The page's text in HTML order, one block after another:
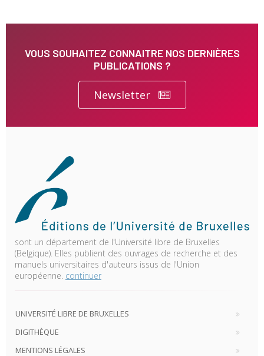
VOUS SOUHAITEZ CONNAITRE NOS DERNIÈRES
PUBLICATIONS ?
Newsletter
sont un département de l'Université libre de Bruxelles
(Belgique). Elles publient des ouvrages de recherche et des
manuels universitaires d'auteurs issus de l'Union
européenne. continuer
UNIVERSITÉ LIBRE DE BRUXELLES
DIGITHÈQUE
MENTIONS LÉGALES